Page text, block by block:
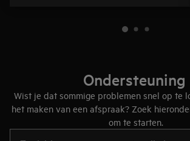
Ondersteuning
Wist je dat sommige problemen snel op te
het maken van een afspraak? Zoek
om te starten.